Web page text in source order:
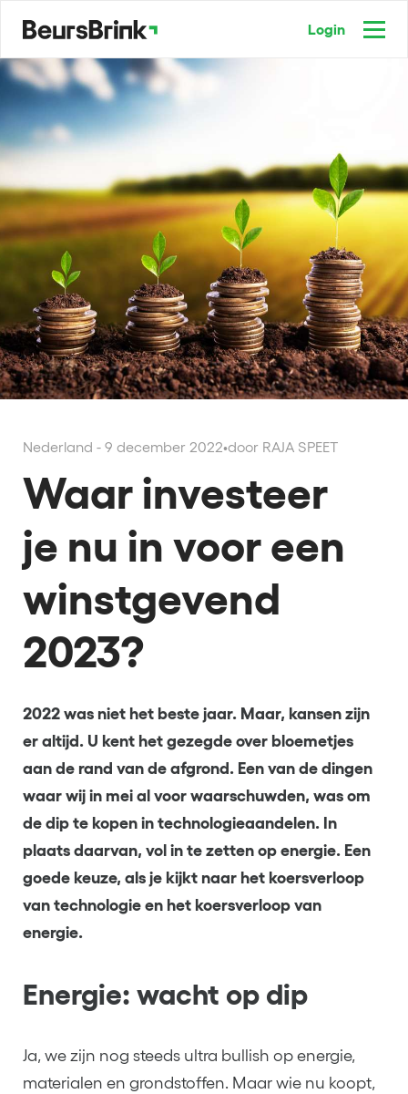
Login
Nederland - 9 december 2022•door RAJA SPEET
Waar investeer
je nu in voor een
winstgevend
2023?
2022 was niet het beste jaar. Maar, kansen zijn
er altijd. U kent het gezegde over bloemetjes
aan de rand van de afgrond. Een van de dingen
waar wij in mei al voor waarschuwden, was om
de dip te kopen in technologieaandelen. In
plaats daarvan, vol in te zetten op energie. Een
goede keuze, als je kijkt naar het koersverloop
van technologie en het koersverloop van
energie.
Energie: wacht op dip
Ja, we zijn nog steeds ultra bullish op energie,
materialen en grondstoffen. Maar wie nu koopt,